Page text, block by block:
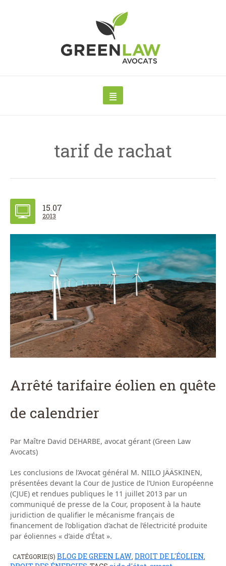
tarif de rachat
15.07
2013
Arrêté tarifaire éolien en quête
de calendrier
Par Maître David DEHARBE, avocat gérant (Green Law
Avocats)
Les conclusions de l’Avocat général M. NIILO JÄÄSKINEN,
présentées devant la Cour de Justice de l’Union Européenne
(CJUE) et rendues publiques le 11 juillet 2013 par un
communiqué de presse de la Cour, proposent à la haute
juridiction de qualifier le mécanisme français de
financement de l’obligation d’achat de l’électricité produite
par éoliennes « d’aide d’État ».
CATÉGORIE(S) BLOG DE GREEN LAW DROIT DE L'ÉOLIEN